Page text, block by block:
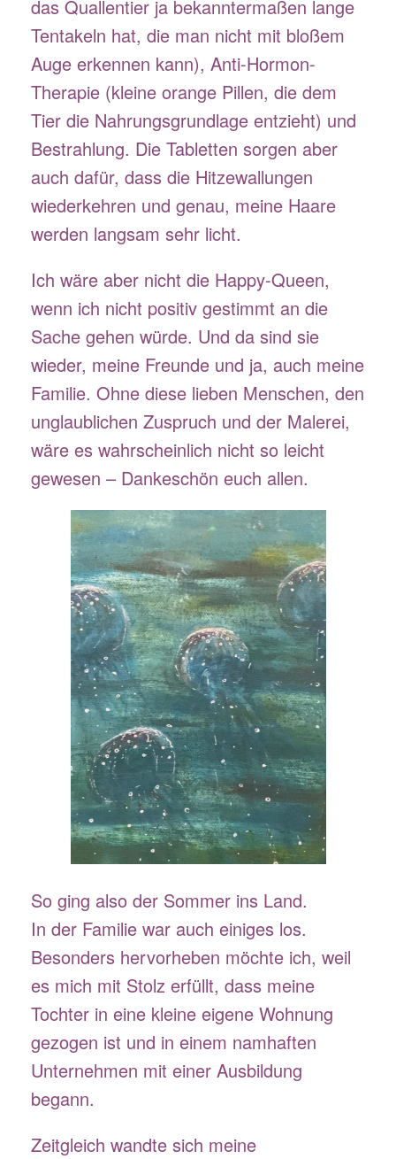
das Quallentier ja bekanntermaßen lange
Tentakeln hat, die man nicht mit bloßem
Auge erkennen kann), Anti-Hormon-
Therapie (kleine orange Pillen, die dem
Tier die Nahrungsgrundlage entzieht) und
Bestrahlung. Die Tabletten sorgen aber
auch dafür, dass die Hitzewallungen
wiederkehren und genau, meine Haare
werden langsam sehr licht.
Ich wäre aber nicht die Happy-Queen,
wenn ich nicht positiv gestimmt an die
Sache gehen würde. Und da sind sie
wieder, meine Freunde und ja, auch meine
Familie. Ohne diese lieben Menschen, den
unglaublichen Zuspruch und der Malerei,
wäre es wahrscheinlich nicht so leicht
gewesen – Dankeschön euch allen.
So ging also der Sommer ins Land.
In der Familie war auch einiges los.
Besonders hervorheben möchte ich, weil
es mich mit Stolz erfüllt, dass meine
Tochter in eine kleine eigene Wohnung
gezogen ist und in einem namhaften
Unternehmen mit einer Ausbildung
begann.
Zeitgleich wandte sich meine